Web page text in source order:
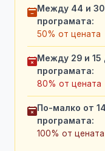
Между 44 и 30
програмата:
50% от цената
Между 29 и 15
програмата:
80% от цената
По-малко от
програмата:
100% от цената